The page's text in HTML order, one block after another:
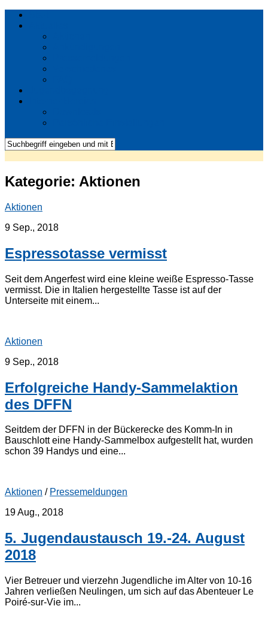
Kategorie: Aktionen
Aktionen
9 Sep., 2018
Espressotasse vermisst
Seit dem Angerfest wird eine kleine weiße Espresso-Tasse
vermisst. Die in Italien hergestellte Tasse ist auf der
Unterseite mit einem...
Aktionen
9 Sep., 2018
Erfolgreiche Handy-Sammelaktion
des DFFN
Seitdem der DFFN in der Bückerecke des Komm-In in
Bauschlott eine Handy-Sammelbox aufgestellt hat, wurden
schon 39 Handys und eine...
Aktionen / Pressemeldungen
19 Aug., 2018
5. Jugendaustausch 19.-24. August
2018
Vier Betreuer und vierzehn Jugendliche im Alter von 10-16
Jahren verließen Neulingen, um sich auf das Abenteuer Le
Poiré-sur-Vie im...